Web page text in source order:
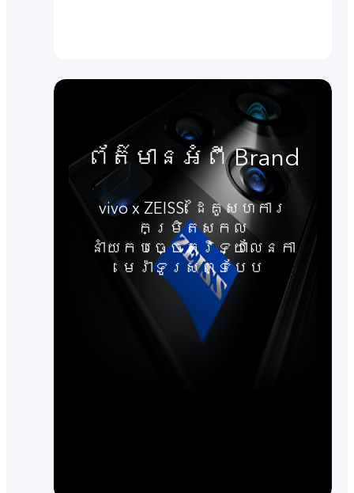
ព័ត៌មានអំពី Brand
vivo x ZEISS: ដៃគូសហការ
កម្រិតសកល
នាំយកបច្ចេកវិទ្យាលែនកា
មេរ៉ាទូរសព្ទបែប